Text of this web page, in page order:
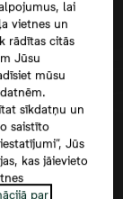
datu
lai
vietnes un
rādītas citās
Jūsu
mūsu
sīkdatņu un
saistīto
Jūs
kas jāievieto
par